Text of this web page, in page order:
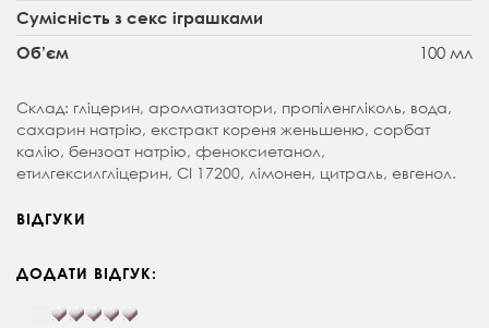
Сумісність з секс іграшками
Об’єм
100 мл
Склад: гліцерин, ароматизатори, пропіленгліколь, вода,
сахарин натрію, екстракт кореня женьшеню, сорбат
калію, бензоат натрію, феноксиетанол,
етилгексилгліцерин, CI 17200, лімонен, цитраль, евгенол.
ВІДГУКИ
ДОДАТИ ВІДГУК: